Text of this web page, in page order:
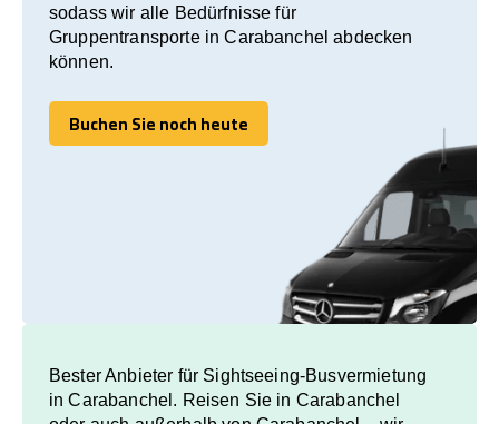
sodass wir alle Bedürfnisse für
Gruppentransporte in Carabanchel abdecken
können.
Buchen Sie noch heute
Buchen Sie noch heute
Bester Anbieter für Sightseeing-Busvermietung
in Carabanchel. Reisen Sie in Carabanchel